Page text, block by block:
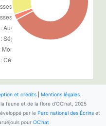
et crédits| Mentions légales
faune et de la flore d'OC'nat, 2025
par le Parc national des Écrins et
pour OC'nat